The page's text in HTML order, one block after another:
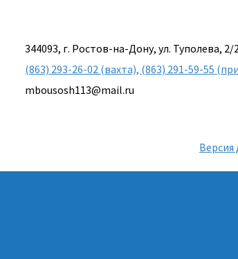
344093, г. Ростов-на-Дону, ул. Туполева, 2/
(863) 293-26-02 (вахта), (863) 291-59-55
mbousosh113@mail.ru
Версия